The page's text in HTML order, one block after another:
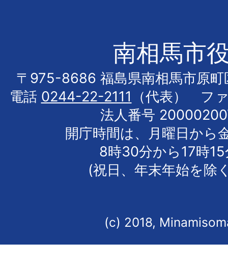
南相馬市
〒975-8686 福島県南相馬市原町
電話 0244-22-2111
（代表） フ
法人番号
開庁時間は、月曜日から
8時30分から17時
(祝日、年末年始を除
(c) 2018,